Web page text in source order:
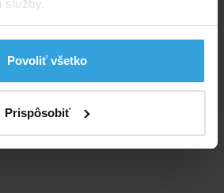
služby.
Povoliť všetko
Prispôsobiť
vysávaču V-Trap.
zo sád V-Trap – hlava, V-
Deluxe. Odporúčame kontrolu a
vykonať cca po 2 sezónach.